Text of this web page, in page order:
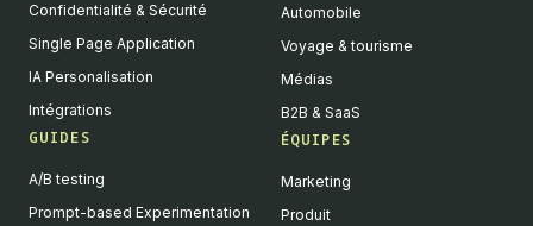
Confidentialité & Sécurité
Single Page Application
IA Personalisation
Intégrations
GUIDES
A/B testing
Prompt-based Experimentation
Automobile
Voyage & tourisme
Médias
B2B & SaaS
ÉQUIPES
Marketing
Produit